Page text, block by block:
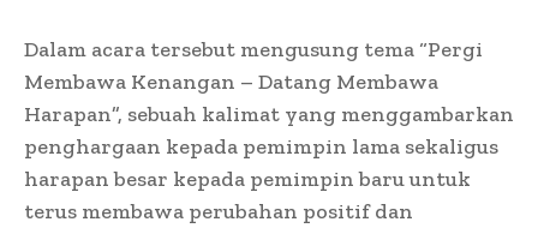
Dalam acara tersebut mengusung tema “Pergi
Membawa Kenangan – Datang Membawa
Harapan”, sebuah kalimat yang menggambarkan
penghargaan kepada pemimpin lama sekaligus
harapan besar kepada pemimpin baru untuk
terus membawa perubahan positif dan